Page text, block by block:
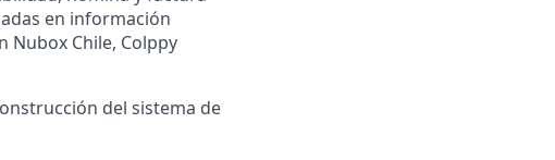
en información
Nubox Chile, Colppy
del sistema de